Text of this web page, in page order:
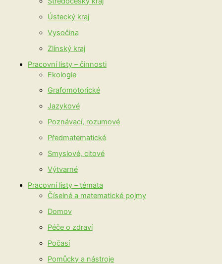
Ústecký kraj
Vysočina
Zlínský kraj
Pracovní listy – činnosti
Ekologie
Grafomotorické
Jazykové
Poznávací, rozumové
Předmatematické
Smyslové, citové
Výtvarné
Pracovní listy – témata
Číselné a matematické pojmy
Domov
Péče o zdraví
Počasí
Pomůcky a nástroje